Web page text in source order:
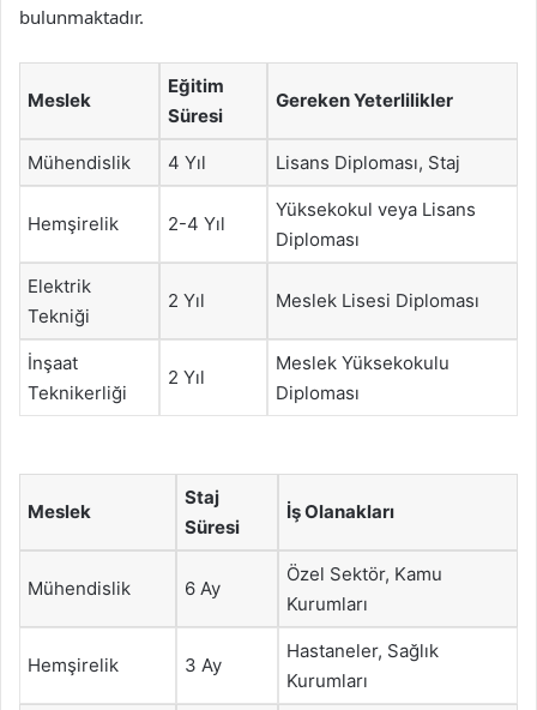
bulunmaktadır.
Meslek
Eğitim
Süresi
Gereken Yeterlilikler
Mühendislik 4 Yıl Lisans Diploması, Staj
Hemşirelik 2-4 Yıl
Yüksekokul veya Lisans
Diploması
Elektrik
Tekniği
2 Yıl Meslek Lisesi Diploması
İnşaat
Teknikerliği
2 Yıl
Meslek Yüksekokulu
Diploması
Meslek
Staj
Süresi
İş Olanakları
Mühendislik 6 Ay
Özel Sektör, Kamu
Kurumları
Hemşirelik 3 Ay
Hastaneler, Sağlık
Kurumları